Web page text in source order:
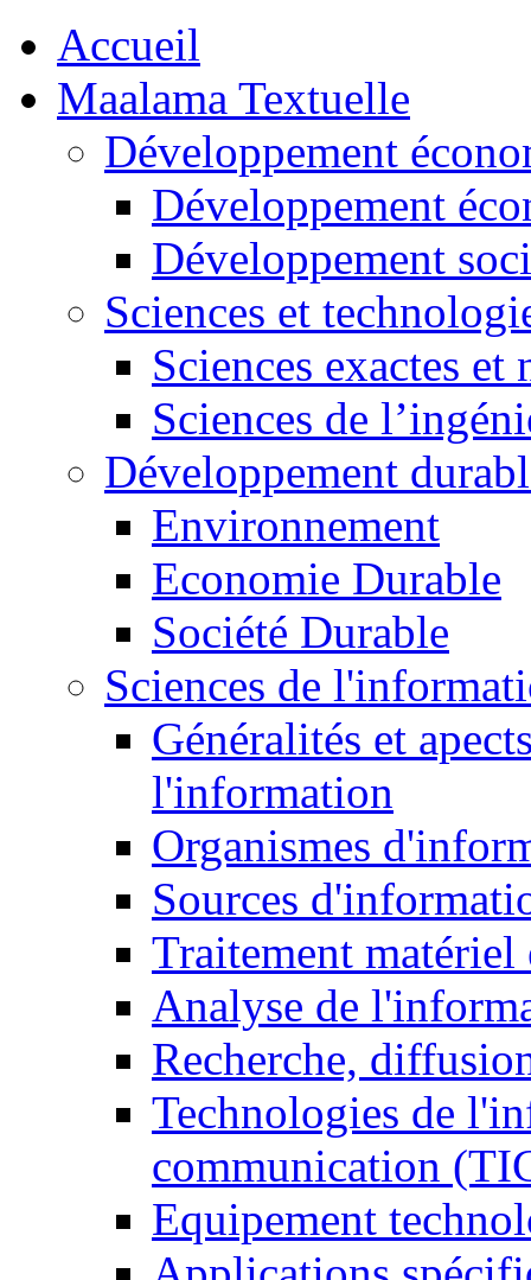
Accueil
Maalama Textuelle
Développement
Développement
Développement
Sciences et
Sciences exactes et
Sciences de
Développement
Environnement
Economie Durable
Société Durable
Sciences de
Généralités et
l'information
Organismes
Sources
Traitement matériel
Analyse de
Recherche,
Technologies de
communication
Equipement